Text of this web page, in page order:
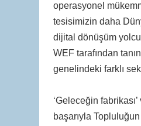
operasyonel
tesisimizin daha
dijital dönüşüm
WEF tarafından
genelindeki farklı
‘Geleceğin
başarıyla